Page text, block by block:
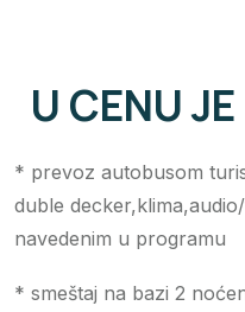
U CENU
* prevoz autobusom
duble
navedenim u programu
* smeštaj na bazi 2